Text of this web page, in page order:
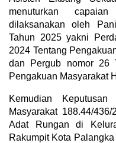
menuturkan
dilaksanakan oleh
Tahun 2025 yakni
2024 Tentang
dan Pergub nomor 26
Pengakuan Masyarakat
Kemudian
Masyarakat 188.44/
Adat Rungan di
Rakumpit Kota